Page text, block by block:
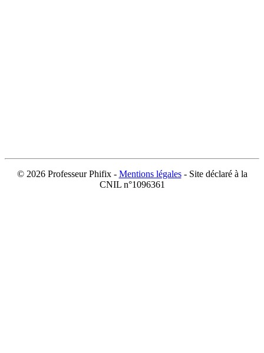
© 2026 Professeur Phifix - Mentions légales- Site déclaré à la
CNIL n°1096361